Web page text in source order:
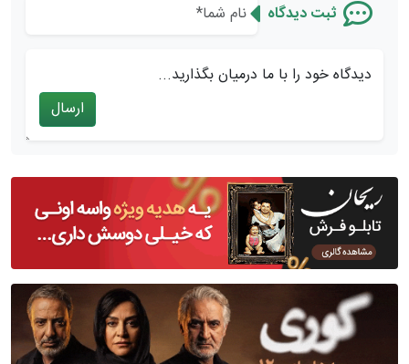
ثبت دیدگاه
دیدگاه خود را با ما درمیان بگذارید...
ارسال